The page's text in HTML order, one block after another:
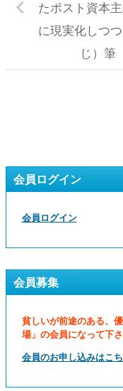
たポスト資本
に現実化しつ
じ）筆
会員ログイン
会員ログイン
会員募集
貧しいが前途のある、
場」の会員になって下さ
会員のお申し込みはこ